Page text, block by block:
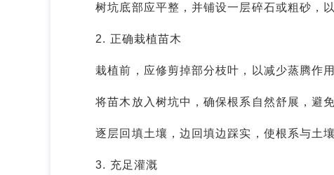
树坑底部应平整，并铺设一层碎石或粗砂，以
2. 正确栽植苗木
栽植前，应修剪掉部分枝叶，以减少蒸腾作用
将苗木放入树坑中，确保根系自然舒展，避免
逐层回填土壤，边回填边踩实，使根系与土壤
3. 充足灌溉